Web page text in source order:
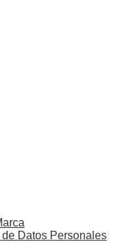
Datos Personales